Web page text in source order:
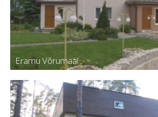
Eramu Võrumaal